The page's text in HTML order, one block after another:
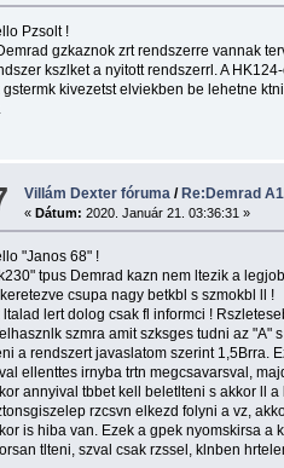
Pzsolt !
gzkaznok zrt rendszerre vannak
kszlket a nyitott rendszerrl. A
gstermk kivezetst elviekben be lehetne
Villám Dexter fóruma / Re:Demrad
«Dátum: 2020. Január 21. 03:36:31 »
"Janos 68" !
tpus Demrad kazn nem ltezik a
csupa nagy betkbl s szmokbl ll !
ltalad lert dolog csak fl informci !
szmra amit szksges tudni az "A"
a rendszert javaslatom szerint 1,5Brra.
ellenttes irnyba trtn megcsavarsval,
annyival tbbet kell beletlteni s akkor ll
rzcsvn elkezd folyni a vz,
is hiba van. Ezek a gpek nyomskirsa a
tlteni, szval csak rzssel, klnben